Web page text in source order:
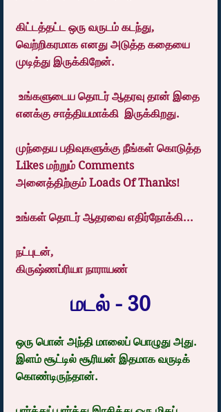
கிட்டத்தட்ட ஒரு வருடம் கடந்து,
வெற்றிகரமாக எனது அடுத்த கதையை
முடித்து இருக்கிறேன்.
எனக்கு சாத்தியமாக்கி  இருக்கிறது.
முந்தைய பதிவுகளுக்கு நீங்கள் கொடுத்த
Likes மற்றும் Comments
அனைத்திற்கும் Loads Of Thanks!
உங்கள் தொடர் ஆதரவை எதிர்நோக்கி...
நட்புடன்,
கிருஷ்ணப்ரியா நாராயண்
மடல் - 30
ஒரு பொன் அந்தி மாலைப் பொழுது அது.
இளம் சூட்டில் சூரியன் இதமாக வருடிக்
கொண்டிருந்தான்.